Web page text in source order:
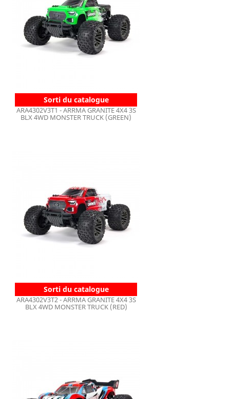
Sorti du catalogue
ARA4302V3T1 - ARRMA GRANITE 4X4 3S
BLX 4WD MONSTER TRUCK (GREEN)
Sorti du catalogue
ARA4302V3T2 - ARRMA GRANITE 4X4 3S
BLX 4WD MONSTER TRUCK (RED)